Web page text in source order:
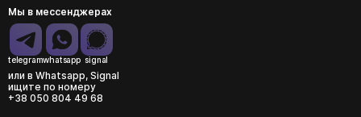
Мы в мессенджерах
telegramwhatsapp signal
или в Whatsapp, Signal
ищите по номеру
+38 050 804 49 68